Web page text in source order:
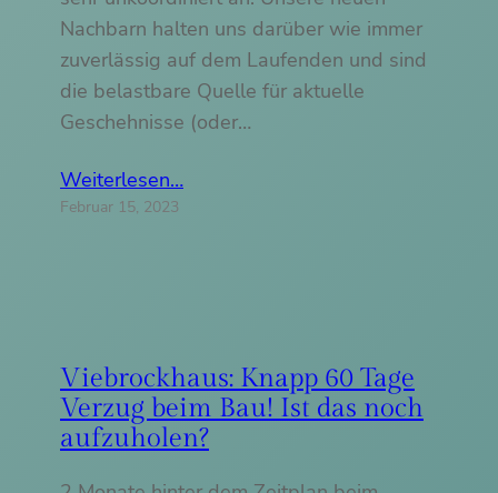
Nachbarn halten uns darüber wie immer
zuverlässig auf dem Laufenden und sind
die belastbare Quelle für aktuelle
Geschehnisse (oder…
Weiterlesen…
Februar 15, 2023
Viebrockhaus: Knapp 60 Tage
Verzug beim Bau! Ist das noch
aufzuholen?